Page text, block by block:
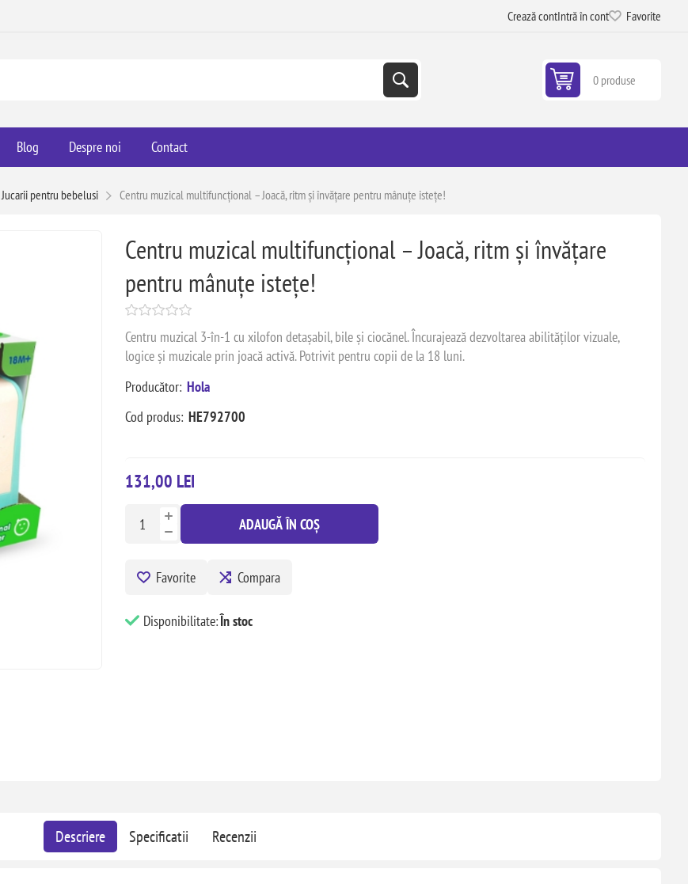
Crează contIntră în cont Favorite
0 produse
Blog Despre noi Contact
Jucarii pentru bebelusi Centru muzical multifuncțional – Joacă, ritm și învățare pentru mânuțe istețe!
Centru muzical multifuncțional – Joacă, ritm și învățare
pentru mânuțe istețe!
Centru muzical 3-în-1 cu xilofon detașabil, bile și ciocănel. Încurajează dezvoltarea abilităților vizuale,
logice și muzicale prin joacă activă. Potrivit pentru copii de la 18 luni.
Producător: Hola
Cod produs: HE792700
131,00 LEI
ADAUGĂ ÎN COȘ
Favorite Compara
Disponibilitate:În stoc
Descriere Specificatii Recenzii